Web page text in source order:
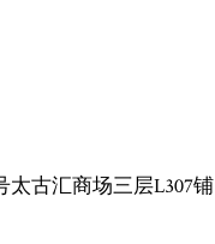
太古汇商场三层L307铺